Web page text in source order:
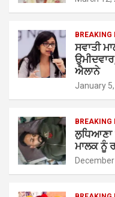
BREAKING
ਸਵਾਤੀ
ਐਲਾਨੇ
January
BREAKING
ਲੁਧਿਆਣਾ
ਮਾਲਕ ਨੂੰ